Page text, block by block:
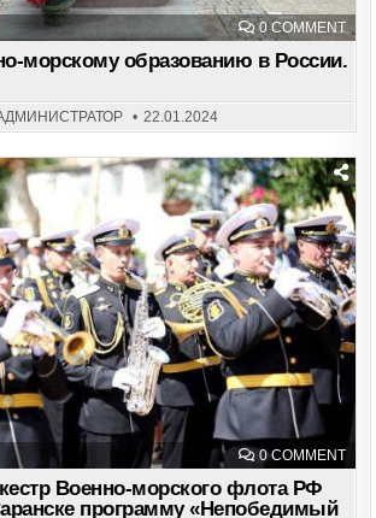
0 COMMENTON
323
морскому образованию в России.
22.01.2024
0 COMMENTON
Posted
in
Военно-морского флота РФ
программу «Непобедимый